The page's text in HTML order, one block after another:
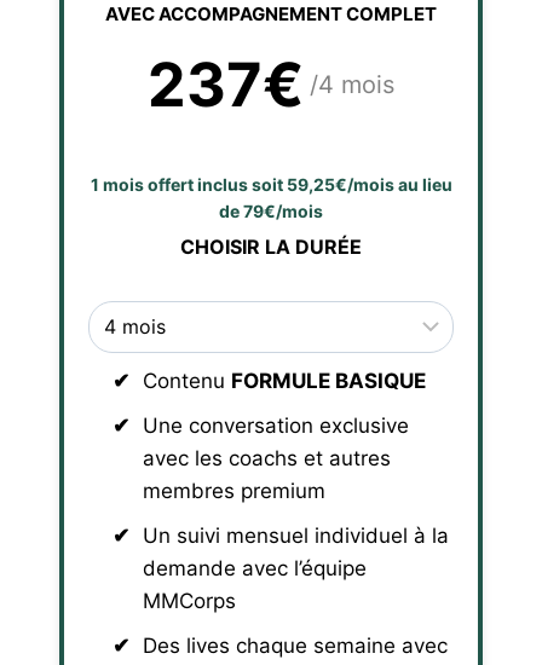
AVEC ACCOMPAGNEMENT COMPLET
237€ /4 mois
1 mois offert inclus soit 59,25€/mois au lieu
de 79€/mois
CHOISIR LA DURÉE
Contenu FORMULE BASIQUE
Une conversation exclusive
avec les coachs et autres
membres premium
Un suivi mensuel individuel à la
demande avec l’équipe
MMCorps
Des lives chaque semaine avec